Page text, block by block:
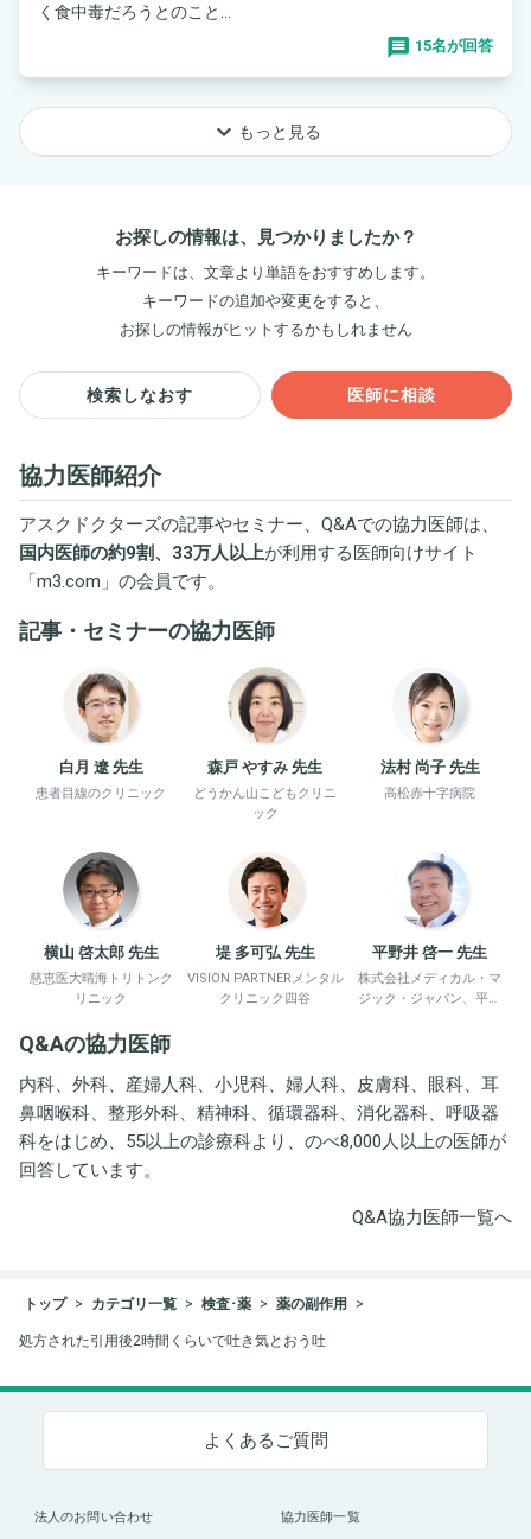
く食中毒だろうとのこと...
15名が回答
keyboard_arrow_down もっと見る
お探しの情報は、見つかりましたか？
キーワードは、文章より単語をおすすめします。
キーワードの追加や変更をすると、
お探しの情報がヒットするかもしれません
検索しなおす 医師に相談
協力医師紹介
アスクドクターズの記事やセミナー、Q&Aでの協力医師は、
国内医師の約9割、33万人以上が利用する医師向けサイト
「m3.com 」の会員です。
記事・セミナーの協力医師
白月 遼 先生
患者目線のクリニック
森戸 やすみ 先生
どうかん山こどもクリニ
ック
法村 尚子 先生
高松赤十字病院
横山 啓太郎 先生
慈恵医大晴海トリトンク
リニック
堤 多可弘 先生
VISION PARTNERメンタル
クリニック四谷
平野井 啓一 先生
株式会社メディカル・マ
ジック・ジャパン、平野
Q&Aの協力医師
内科、外科、産婦人科、小児科、婦人科、皮膚科、眼科、耳
鼻咽喉科、整形外科、精神科、循環器科、消化器科、呼吸器
科をはじめ、55以上の診療科より、のべ8,000人以上の医師が
回答しています。
Q&A協力医師一覧へ
トップ カテゴリ一覧 検査･薬 薬の副作用
処方された引用後2時間くらいで吐き気とおう吐
よくあるご質問
法人のお問い合わせ 協力医師一覧